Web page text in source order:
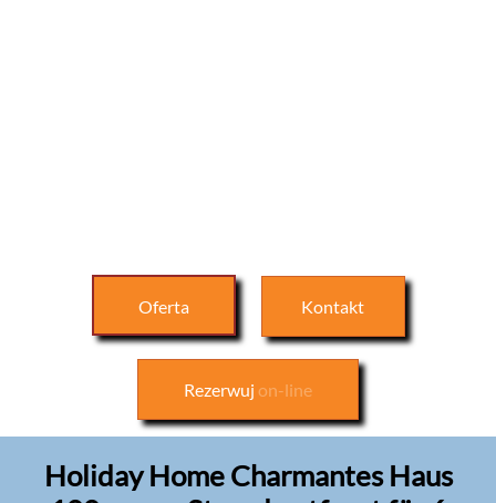
Oferta Kontakt
Rezerwuj on-line
Holiday Home Charmantes Haus